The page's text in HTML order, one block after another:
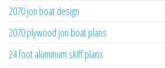
2070 jon boat design
2070 plywood jon boat plans
24 foot aluminum skiff plans